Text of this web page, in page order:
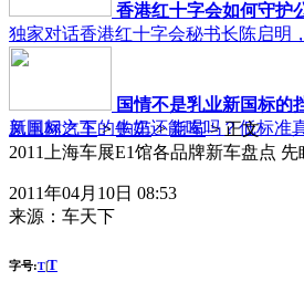
香港红十字会如何守护
独家对话香港红十字会秘书长陈启明
国情不是乳业新国标的
新国标之下的牛奶还能喝吗？低标准
凤凰网汽车>购车>新车> 正文
2011上海车展E1馆各品牌新车盘点 先
2011年04月10日 08:53
来源： 车天下
字号:T|T